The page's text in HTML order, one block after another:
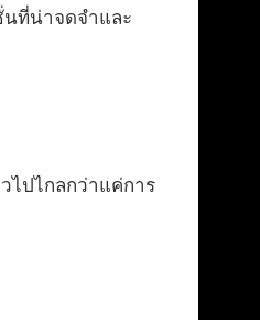
นที่น่าจดจำและ
ไปไกลกว่าแค่การ